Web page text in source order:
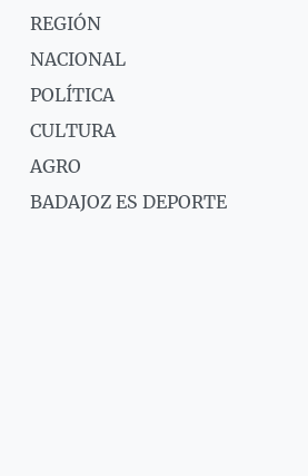
REGIÓN
NACIONAL
POLÍTICA
CULTURA
AGRO
BADAJOZ ES DEPORTE